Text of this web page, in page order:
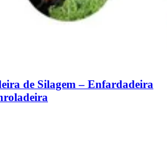
de Silagem – Enfardadeira